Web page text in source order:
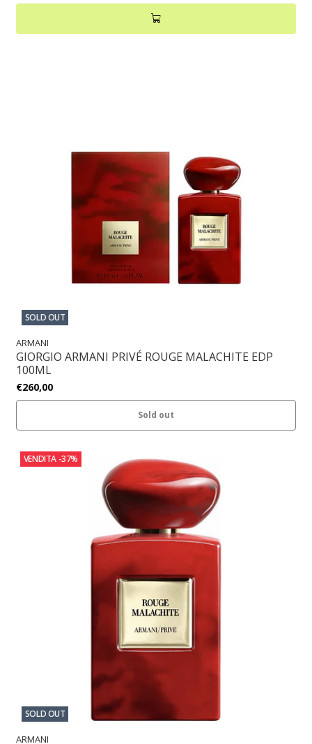
SOLD OUT
ARMANI
GIORGIO ARMANI PRIVÉ ROUGE MALACHITE EDP
100ML
€260,00
Sold out
VENDITA -37%
SOLD OUT
ARMANI